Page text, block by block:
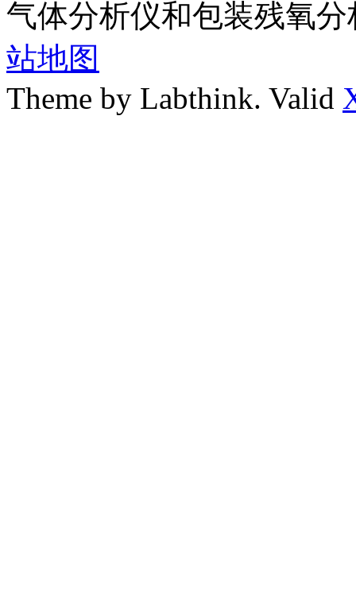
气体分析仪和包装残氧
站地图
Theme by Labthink. Valid